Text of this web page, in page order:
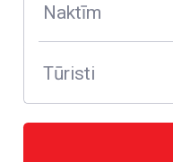
Naktīm
Tūristi